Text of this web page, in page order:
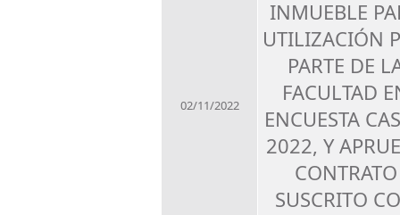
02/11/2022
INMUEBLE
UTILIZACIÓN
PARTE DE
FACULTAD
ENCUESTA
2022, Y
CONTRATO
SUSCRITO